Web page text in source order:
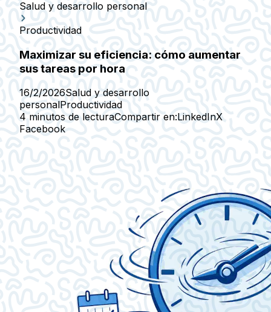
Salud y desarrollo personal
Productividad
Maximizar su eficiencia: cómo aumentar
sus tareas por hora
16/2/2026Salud y desarrollo
personalProductividad
4 minutos de lecturaCompartir en:LinkedInX
Facebook